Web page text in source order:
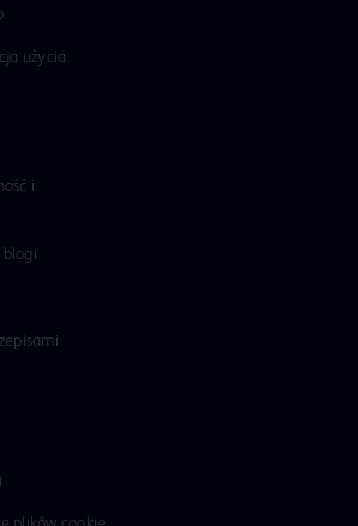
użycia
i
blogi